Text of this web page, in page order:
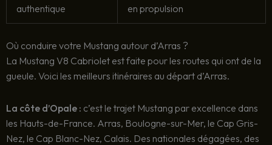
authentique
en propulsion
Où conduire votre Mustang autour d’Arras ?
La Mustang V8 Cabriolet est faite pour les routes qui ont de la
gueule. Voici les meilleurs itinéraires au départ d’Arras.
La côte d’Opale : c’est le trajet Mustang par excellence dans
les Hauts-de-France. Arras, Boulogne-sur-Mer, le Cap Gris-
Nez, le Cap Blanc-Nez, Calais. Des nationales dégagées, des